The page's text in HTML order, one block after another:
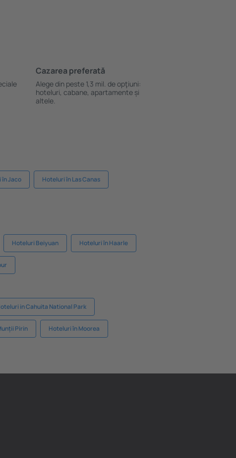
Cazarea preferată
Alege din peste 1,3 mil. de opţiuni:
hoteluri, cabane, apartamente și
altele.
în Jaco Hoteluri în Las Canas
Hoteluri Beiyuan Hoteluri în Haarle
in Cahuita National Park
Pirin Hoteluri în Moorea